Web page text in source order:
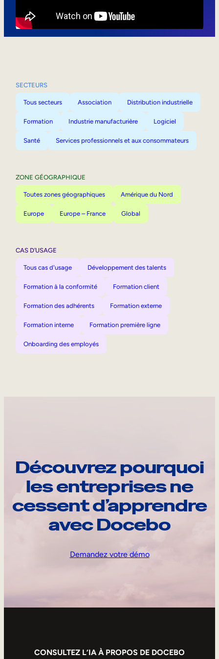
SECTEURS
Tous secteurs Association Distribution industrielle
Formation Industrie manufacturière Logiciel
Santé Services professionnels et aux consommateurs
ZONE GÉOGRAPHIQUE
Toutes zones géographiques Amérique du Nord
Europe Europe – France Global
CAS D’USAGE
Tous cas d'usage Développement des talents
Formation à la conformité Formation client
Formation des adhérents Formation externe
Formation interne Formation première ligne
Onboarding des employés
Découvrez pourquoi
les entreprises ne
cessent d’apprendre
avec Docebo
Demandez votre démo
CONSULTEZ L’IA À PROPOS DE DOCEBO